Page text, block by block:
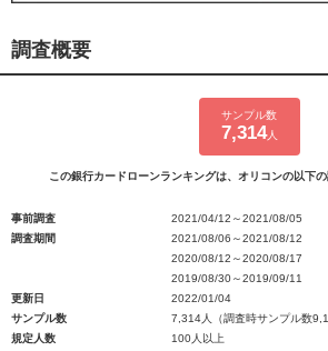
調査概要
サンプル数
7,314人
この銀行カードローンランキングは、オリコンの以下の
事前調査
2021/04/12～2021/08/05
調査期間
2021/08/06～2021/08/12
2020/08/12～2020/08/17
2019/08/30～2019/09/11
更新日
2022/01/04
サンプル数
7,314人（調査時サンプル数
規定人数
100人以上